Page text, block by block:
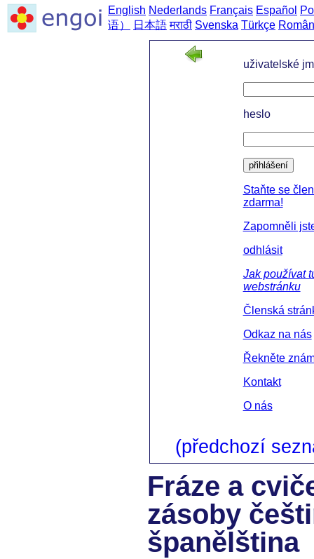
English Nederlands Français Español
语）
日本語 मराठी Svenska Türkçe
uživatelské
heslo
přihlášení
Staňte se
zdarma!
Zapomněli
odhlásit
Jak používat
webstránku
Členská
Odkaz na nás
Řekněte
Kontakt
O nás
(předchozí
Fráze a
zásoby
španělština